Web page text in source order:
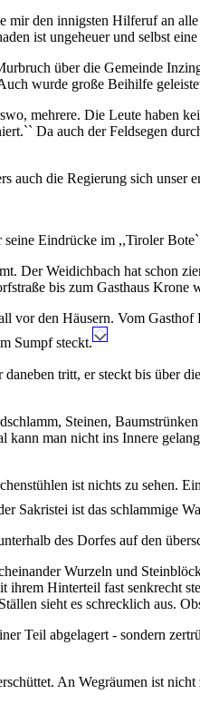
den innigsten Hilferuf an
ist ungeheuer und selbst
über die Gemeinde
wurde große Beihilfe
mehrere. Die Leute haben
Da auch der Feldsegen
auch die Regierung sich unser
Eindrücke im ,,Tiroler
Der Weidichbach hat schon
bis zum Gasthaus Krone
vor den Häusern. Vom
Sumpf steckt.
tritt, er steckt bis über
Steinen,
man nicht ins Innere
ist nichts zu sehen.
Sakristei ist das schlammige
des Dorfes auf den
Wurzeln und
Hinterteil fast senkrecht
sieht es schrecklich aus.
Teil abgelagert - sondern
An Wegräumen ist